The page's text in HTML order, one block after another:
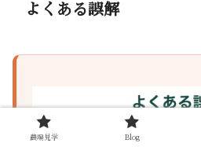
よくある誤解
農場見学 Blog